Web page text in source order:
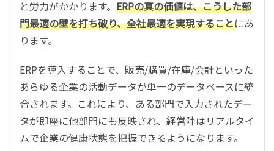
と労力がかかります。 ERPの真の価値は、こうした部
門最適の壁を打ち破り、全社最適を実現することにあ
ります。
ERPを導入することで、販売/購買/在庫/会計といった
あらゆる企業の活動データが単一のデータベースに統
合されます。これにより、ある部門で入力されたデー
タが即座に他部門にも反映され、経営陣はリアルタイ
ムで企業の健康状態を把握できるようになります。